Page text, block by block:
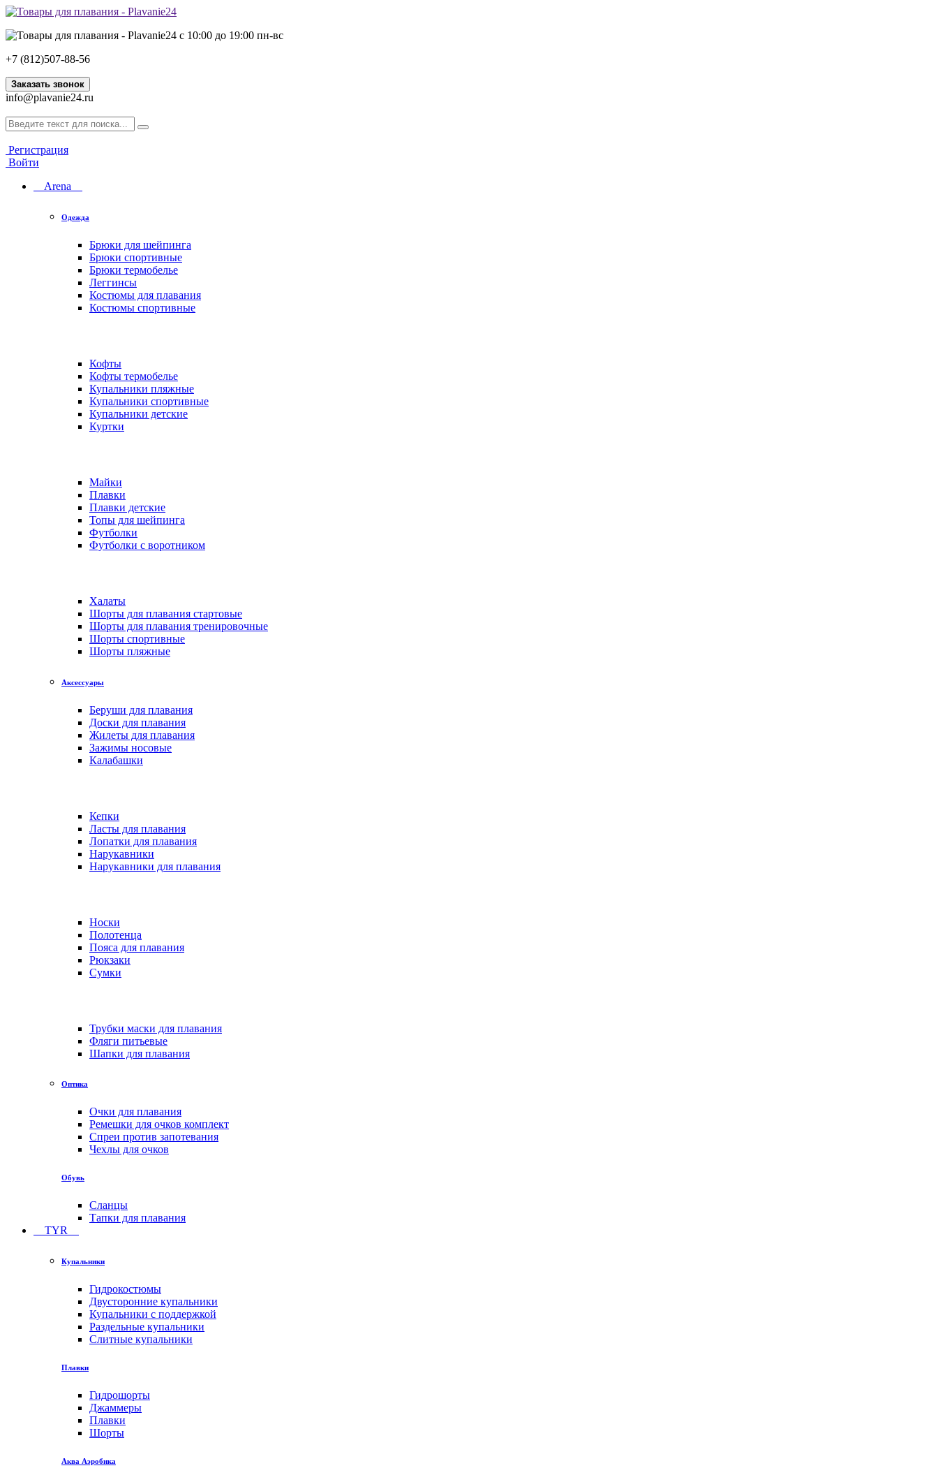
с 10:00 до 19:00 пн-вс
+7 (812)507-88-56
Заказать звонок
info@plavanie24.ru
Регистрация
Войти
Arena
Одежда
Брюки для шейпинга
Брюки спортивные
Брюки термобелье
Леггинсы
Костюмы для плавания
Костюмы спортивные
Кофты
Кофты термобелье
Купальники пляжные
Купальники спортивные
Купальники детские
Куртки
Майки
Плавки
Плавки детские
Топы для шейпинга
Футболки
Футболки с воротником
Халаты
Шорты для плавания стартовые
Шорты для плавания тренировочные
Шорты спортивные
Шорты пляжные
Аксессуары
Беруши для плавания
Доски для плавания
Жилеты для плавания
Зажимы носовые
Калабашки
Кепки
Ласты для плавания
Лопатки для плавания
Нарукавники
Нарукавники для плавания
Носки
Полотенца
Пояса для плавания
Рюкзаки
Сумки
Трубки маски для плавания
Фляги питьевые
Шапки для плавания
Оптика
Очки для плавания
Ремешки для очков комплект
Спреи против запотевания
Чехлы для очков
Обувь
Сланцы
Тапки для плавания
TYR
Купальники
Гидрокостюмы
Двусторонние купальники
Купальники с поддержкой
Раздельные купальники
Слитные купальники
Плавки
Гидрошорты
Джаммеры
Плавки
Шорты
Аква Аэробика